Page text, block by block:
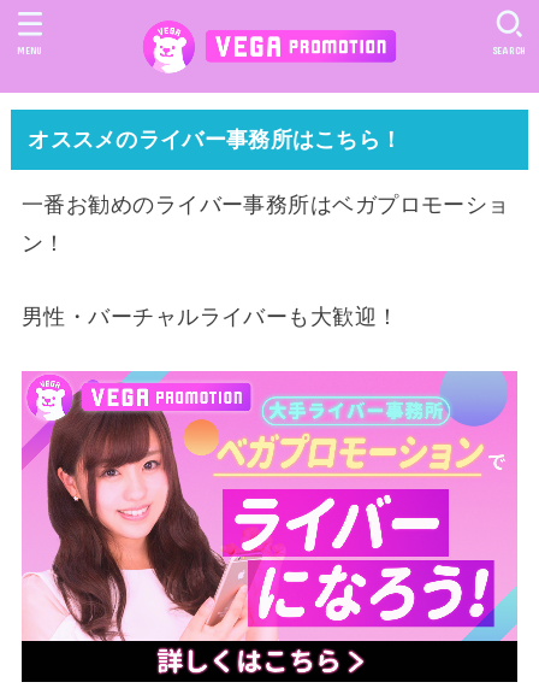
SEARCH
MENU
オススメのライバー事務所はこちら！
一番お勧めのライバー事務所はベガプロモーショ
ン！
男性・バーチャルライバーも大歓迎！